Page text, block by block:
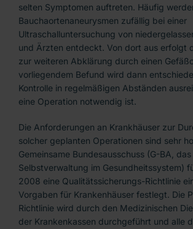
selten Symptomen auftreten. Häufig
Bauchaortenaneurysmen zufällig bei einer
Ultraschalluntersuchung von
und Ärzten entdeckt. Von dort aus erfolgt
zur weiteren Abklärung durch einen
vorliegendem Befund wird dann
Kontrolle in regelmäßigen Abständen
eine Operation notwendig ist.
Die Anforderungen an Krankhäuser zur
solcher geplanten Operationen sind sehr
Gemeinsame Bundesausschuss (G-BA,
Selbstverwaltung im Gesundheitssystem)
2008 eine Qualitätssicherungs-Richtlinie
Vorgaben für Krankenhäuser festlegt. Die
Richtlinie wird durch den Medizinischen
der Krankenkassen durchgeführt und alle